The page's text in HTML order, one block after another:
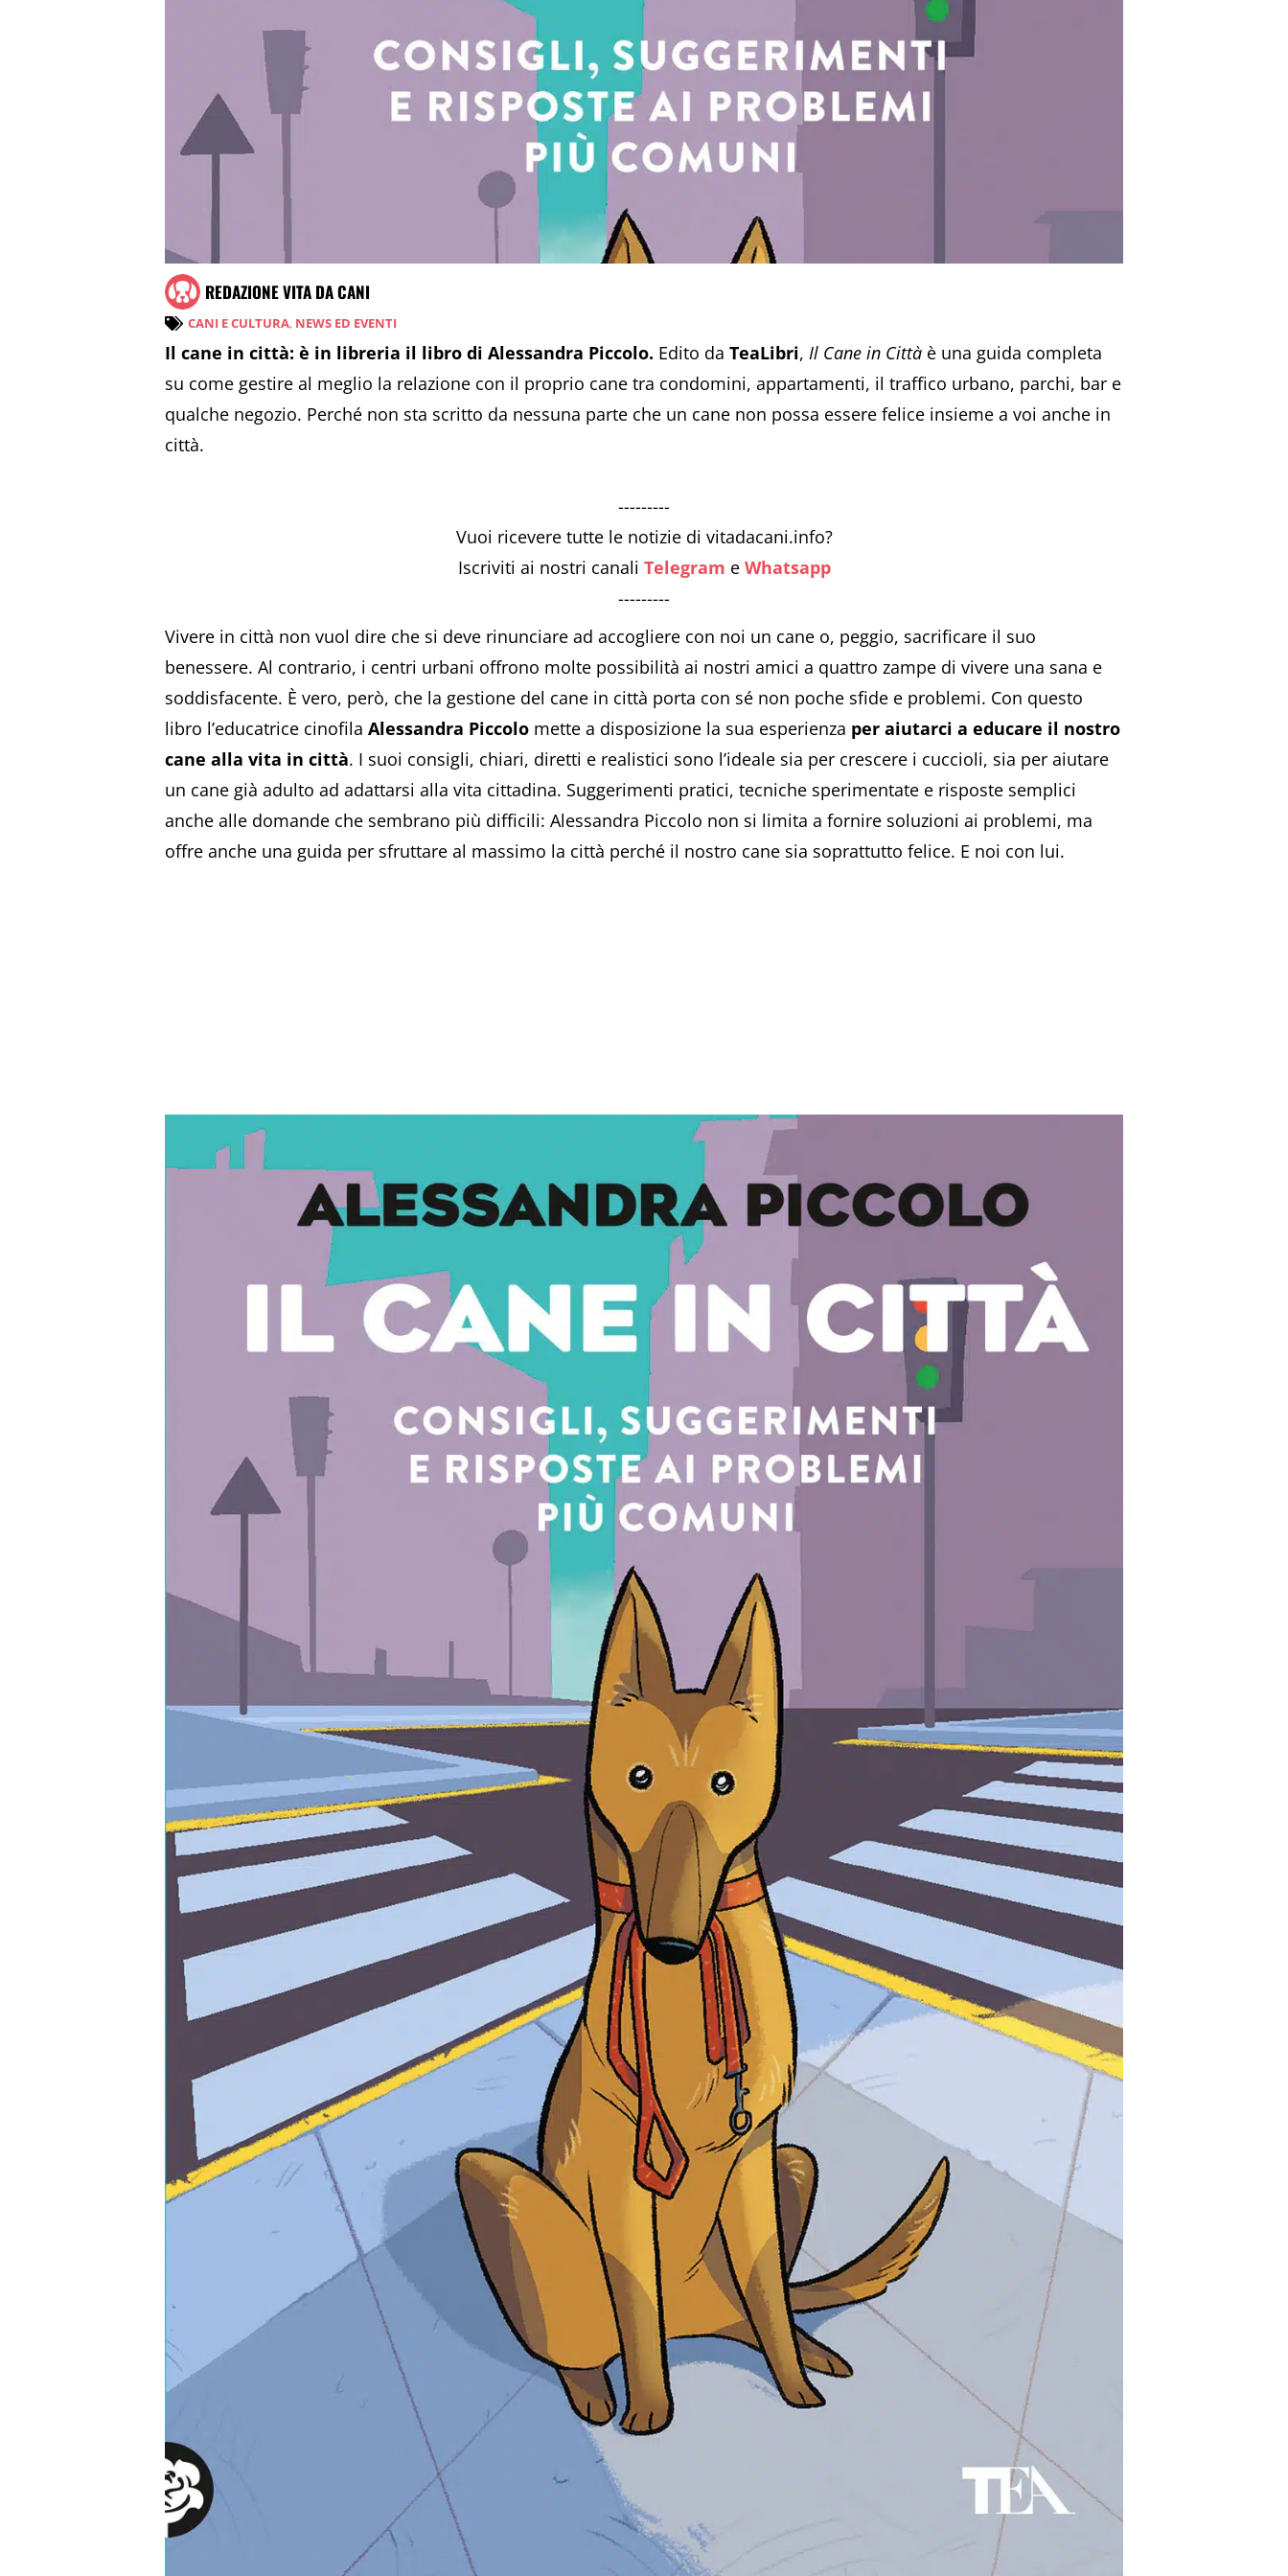
REDAZIONE VITA DA CANI
CANI E CULTURA, NEWS ED EVENTI
Il cane in città: è in libreria il libro di Alessandra Piccolo. Edito da TeaLibri, Il Cane in Città è una guida completa
su come gestire al meglio la relazione con il proprio cane tra condomini, appartamenti, il traffico urbano, parchi, bar e
qualche negozio. Perché non sta scritto da nessuna parte che un cane non possa essere felice insieme a voi anche in
città.
---------
Vuoi ricevere tutte le notizie di vitadacani.info?
Iscriviti ai nostri canali Telegram e Whatsapp
---------
Vivere in città non vuol dire che si deve rinunciare ad accogliere con noi un cane o, peggio, sacrificare il suo
benessere. Al contrario, i centri urbani offrono molte possibilità ai nostri amici a quattro zampe di vivere una sana e
soddisfacente. È vero, però, che la gestione del cane in città porta con sé non poche sfide e problemi. Con questo
libro l’educatrice cinofila Alessandra Piccolo mette a disposizione la sua esperienza per aiutarci a educare il nostro
cane alla vita in città. I suoi consigli, chiari, diretti e realistici sono l’ideale sia per crescere i cuccioli, sia per aiutare
un cane già adulto ad adattarsi alla vita cittadina. Suggerimenti pratici, tecniche sperimentate e risposte semplici
anche alle domande che sembrano più difficili: Alessandra Piccolo non si limita a fornire soluzioni ai problemi, ma
offre anche una guida per sfruttare al massimo la città perché il nostro cane sia soprattutto felice. E noi con lui.